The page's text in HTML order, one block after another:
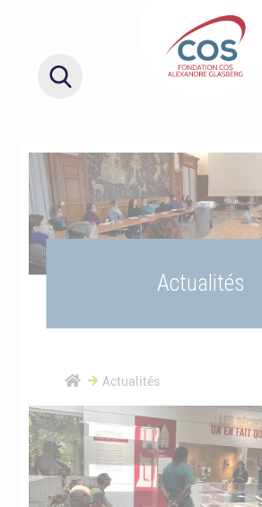
Actualités
Actualités